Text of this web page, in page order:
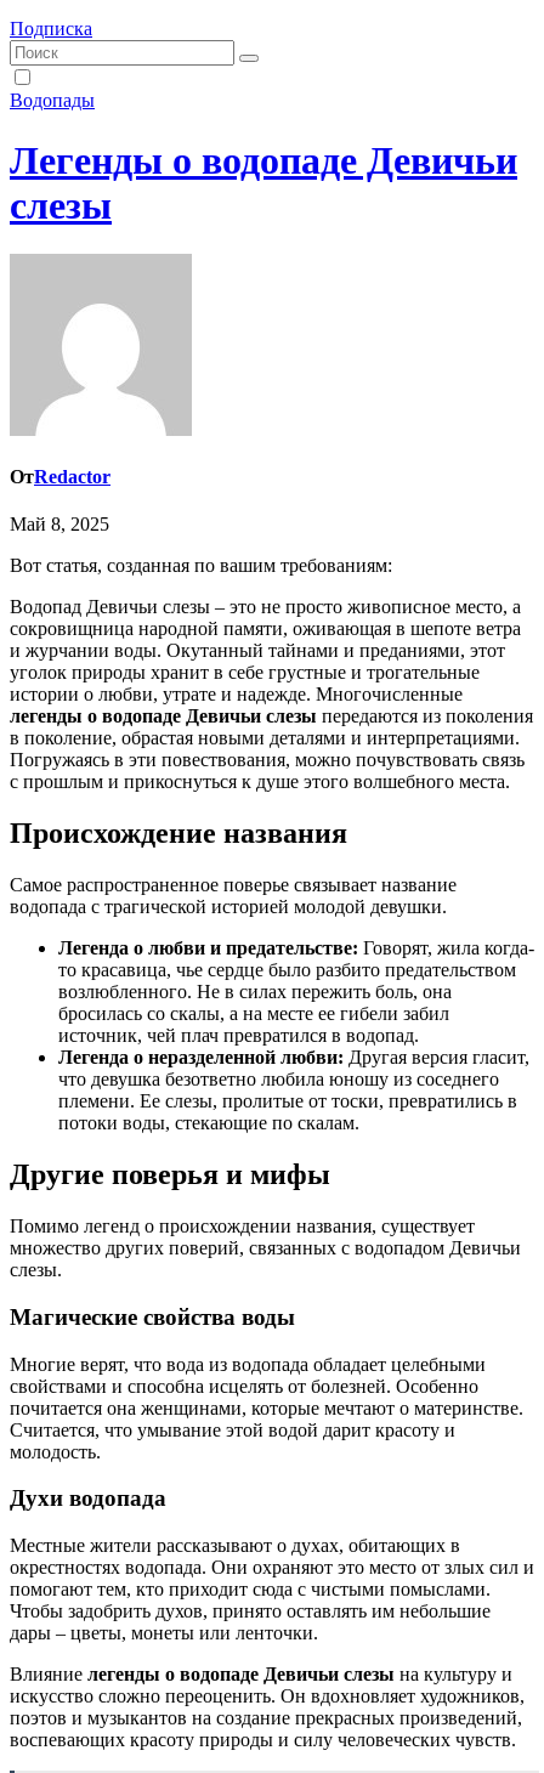
Подписка
Водопады
Легенды о водопаде Девичьи
слезы
ОтRedactor
Май 8, 2025
Вот статья, созданная по вашим требованиям:
Водопад Девичьи слезы – это не просто живописное место, а
сокровищница народной памяти, оживающая в шепоте ветра
и журчании воды. Окутанный тайнами и преданиями, этот
уголок природы хранит в себе грустные и трогательные
истории о любви, утрате и надежде. Многочисленные
легенды о водопаде Девичьи слезы передаются из поколения
в поколение, обрастая новыми деталями и интерпретациями.
Погружаясь в эти повествования, можно почувствовать связь
с прошлым и прикоснуться к душе этого волшебного места.
Происхождение названия
Самое распространенное поверье связывает название
водопада с трагической историей молодой девушки.
Легенда о любви и предательстве: Говорят, жила когда-
то красавица, чье сердце было разбито предательством
возлюбленного. Не в силах пережить боль, она
бросилась со скалы, а на месте ее гибели забил
источник, чей плач превратился в водопад.
Легенда о неразделенной любви: Другая версия гласит,
что девушка безответно любила юношу из соседнего
племени. Ее слезы, пролитые от тоски, превратились в
потоки воды, стекающие по скалам.
Другие поверья и мифы
Помимо легенд о происхождении названия, существует
множество других поверий, связанных с водопадом Девичьи
слезы.
Магические свойства воды
Многие верят, что вода из водопада обладает целебными
свойствами и способна исцелять от болезней. Особенно
почитается она женщинами, которые мечтают о материнстве.
Считается, что умывание этой водой дарит красоту и
молодость.
Духи водопада
Местные жители рассказывают о духах, обитающих в
окрестностях водопада. Они охраняют это место от злых сил и
помогают тем, кто приходит сюда с чистыми помыслами.
Чтобы задобрить духов, принято оставлять им небольшие
дары – цветы, монеты или ленточки.
Влияние легенды о водопаде Девичьи слезы на культуру и
искусство сложно переоценить. Он вдохновляет художников,
поэтов и музыкантов на создание прекрасных произведений,
воспевающих красоту природы и силу человеческих чувств.